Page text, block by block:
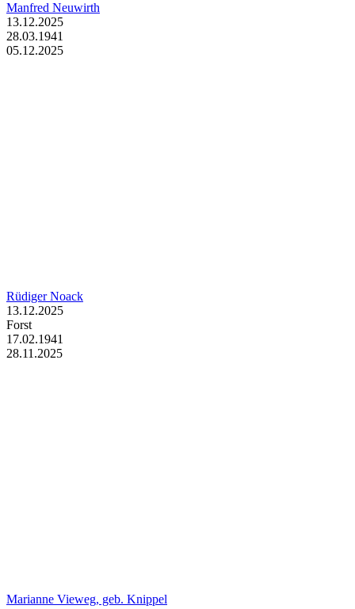
Manfred Neuwirth
13.12.2025
28.03.1941
05.12.2025
Rüdiger Noack
13.12.2025
Forst
17.02.1941
28.11.2025
Marianne Vieweg, geb. Knippel